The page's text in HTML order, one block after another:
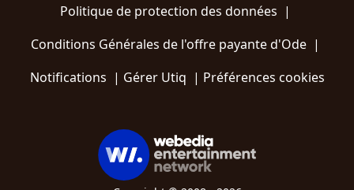
Politique de protection des données |
Conditions Générales de l'offre payante d'Ode |
Notifications | Gérer Utiq | Préférences cookies